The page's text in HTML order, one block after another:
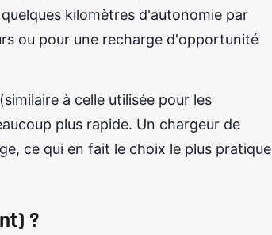
kilomètres d'autonomie par
ou pour une recharge d'opportunité
à celle utilisée pour les
plus rapide. Un chargeur de
ce qui en fait le choix le plus pratique
?